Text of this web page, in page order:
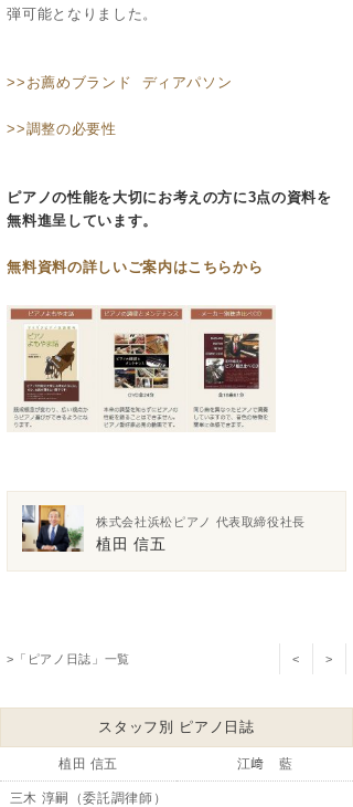
弾可能となりました。
>>お薦めブランド ディアパソン
>>調整の必要性
ピアノの性能を大切にお考えの方に3点の資料を
無料進呈しています。
無料資料の詳しいご案内はこちらから
株式会社浜松ピアノ 代表取締役社長
植田 信五
>「ピアノ日誌」一覧 < >
スタッフ別 ピアノ日誌
植田 信五 江﨑 藍
三木 淳嗣（委託調律師）